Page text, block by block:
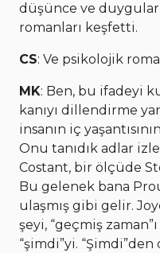
düşünce ve
romanları keşfetti.
CS: Ve psikolojik
MK: Ben, bu ifadeyi
kanıyı dillendirme
insanın iç
Onu tanıdık adlar
Costant, bir ölçüde
Bu gelenek bana
ulaşmış gibi gelir.
şeyi, “geçmiş
“şimdi”yi.